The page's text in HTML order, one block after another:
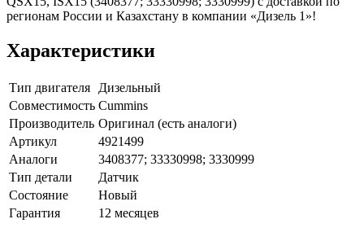
регионам России и Казахстану в компании «Дизель 1»!
Характеристики
Тип двигателя
Дизельный
Совместимость Cummins
Производитель Оригинал (есть аналоги)
Артикул
4921499
Аналоги
3408377; 33330998; 3330999
Тип детали
Датчик
Состояние
Новый
Гарантия
12 месяцев